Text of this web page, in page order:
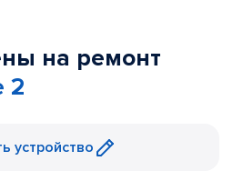
на ремонт
2
устройство